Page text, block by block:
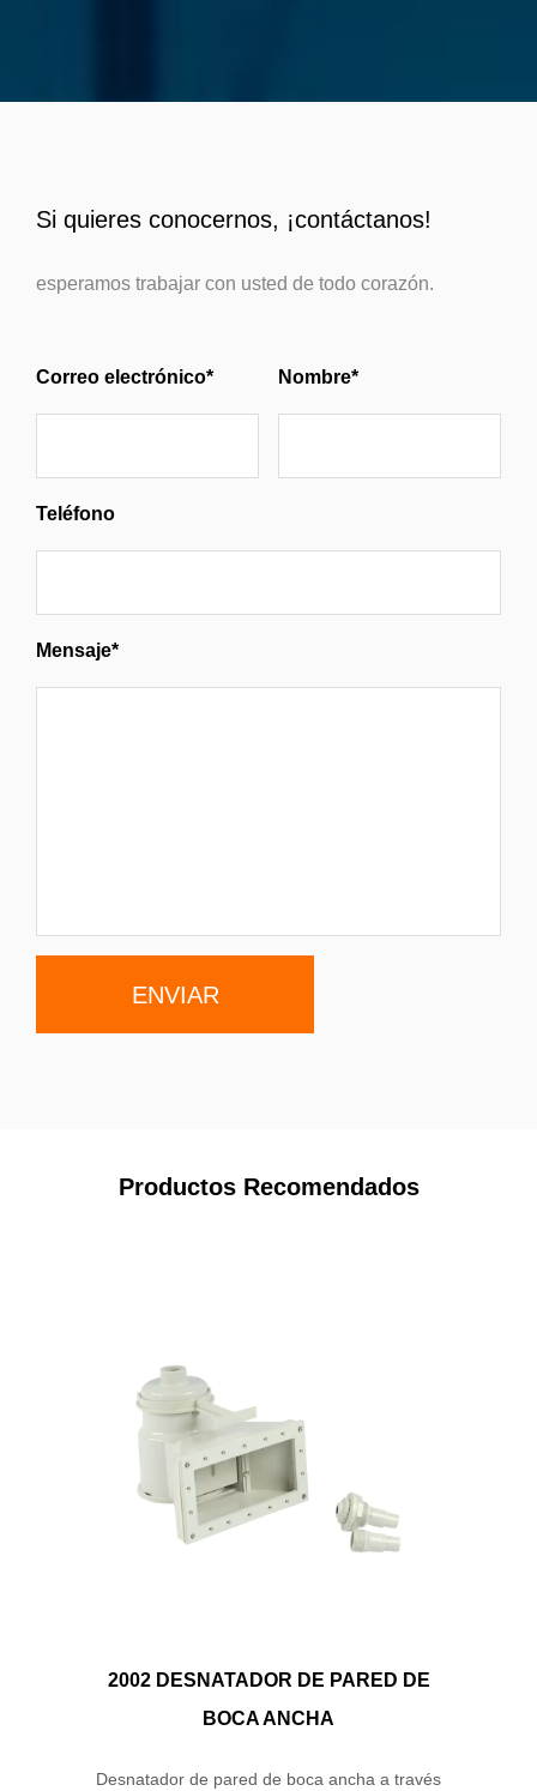
Si quieres conocernos, ¡contáctanos!
esperamos trabajar con usted de todo corazón.
Correo electrónico* Nombre*
Teléfono
Mensaje*
Productos Recomendados
2002 DESNATADOR DE PARED DE
BOCA ANCHA
Desnatador de pared de boca ancha a través